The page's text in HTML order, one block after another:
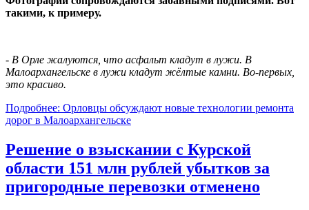
такими, к примеру.
- В Орле жалуются, что асфальт кладут в лужи. В
Малоархангельске в лужи кладут жёлтые камни. Во-первых,
это красиво.
Подробнее: Орловцы обсуждают новые технологии ремонта
дорог в Малоархангельске
Решение о взыскании с Курской
области 151 млн рублей убытков за
пригородные перевозки отменено